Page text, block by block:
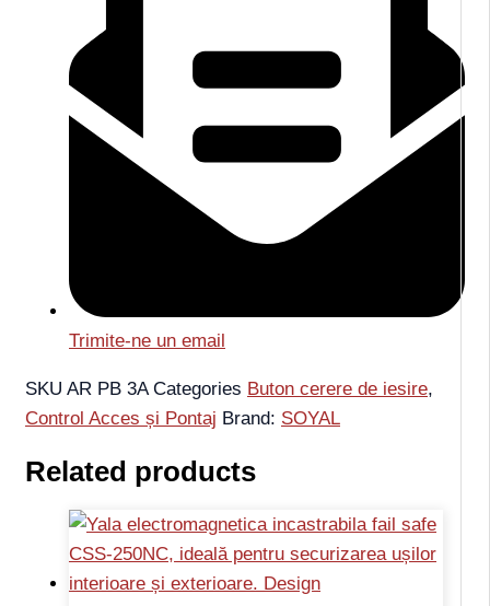
Trimite-ne un email
SKU AR PB 3ACategories Buton cerere de iesire,
Control Acces și Pontaj Brand: SOYAL
Related products